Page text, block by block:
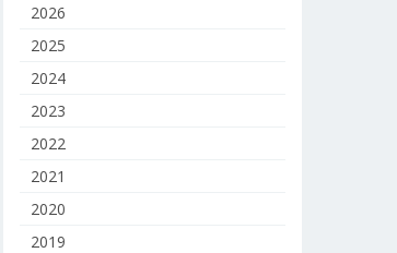
2026
2025
2024
2023
2022
2021
2020
2019